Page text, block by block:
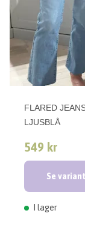
FLARED
LJUSBLÅ
549 kr
Se
I lager